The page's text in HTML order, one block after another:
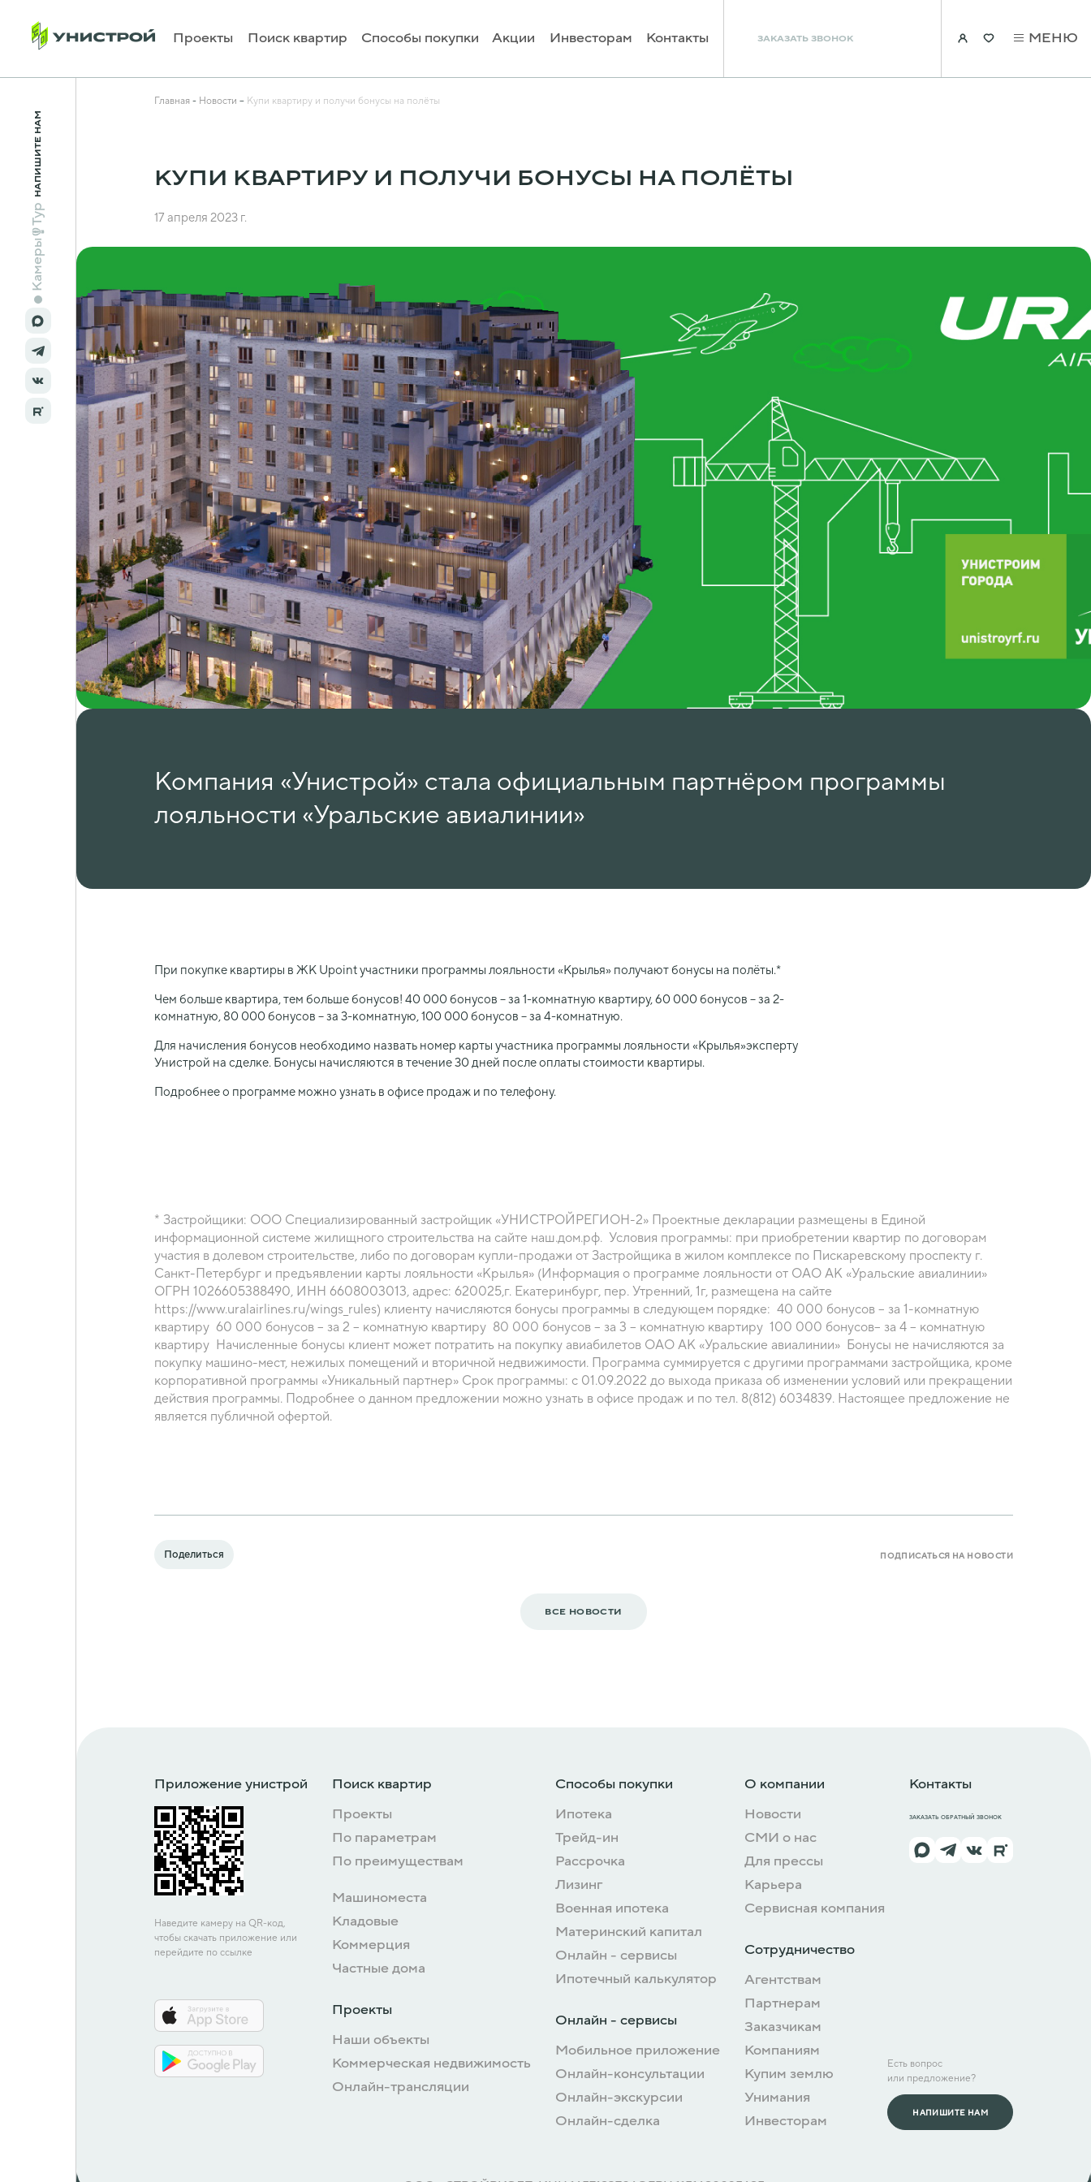
Проекты Поиск квартир Способы покупки Акции Инвесторам Контакты ЗАКАЗАТЬ ЗВОНОК МЕНЮ
НАПИШИТЕ НАМ
Тур
Камеры
Главная Новости Купи квартиру и получи бонусы на полёты
КУПИ КВАРТИРУ И ПОЛУЧИ БОНУСЫ НА ПОЛЁТЫ
17 апреля 2023 г.
Компания «Унистрой» стала официальным партнёром программы
лояльности «Уральские авиалинии»
При покупке квартиры в ЖК Upoint участники программы лояльности «Крылья» получают бонусы на полёты.*
Чем больше квартира, тем больше бонусов! 40 000 бонусов – за 1-комнатную квартиру, 60 000 бонусов – за 2-
комнатную, 80 000 бонусов – за 3-комнатную, 100 000 бонусов – за 4-комнатную.
Для начисления бонусов необходимо назвать номер карты участника программы лояльности «Крылья»эксперту
Унистрой на сделке. Бонусы начисляются в течение 30 дней после оплаты стоимости квартиры.
Подробнее о программе можно узнать в офисе продаж и по телефону.
* Застройщики: ООО Специализированный застройщик «УНИСТРОЙРЕГИОН-2» Проектные декларации размещены в Единой
информационной системе жилищного строительства на сайте наш.дом.рф. Условия программы: при приобретении квартир по договорам
участия в долевом строительстве, либо по договорам купли-продажи от Застройщика в жилом комплексе по Пискаревскому проспекту г.
Санкт-Петербург и предъявлении карты лояльности «Крылья» (Информация о программе лояльности от ОАО АК «Уральские авиалинии»
ОГРН 1026605388490, ИНН 6608003013, адрес: 620025,г. Екатеринбург, пер. Утренний, 1г, размещена на сайте
https://www.uralairlines.ru/wings_rules) клиенту начисляются бонусы программы в следующем порядке: 40 000 бонусов – за 1-комнатную
квартиру 60 000 бонусов – за 2 – комнатную квартиру 80 000 бонусов – за 3 – комнатную квартиру 100 000 бонусов– за 4 – комнатную
квартиру Начисленные бонусы клиент может потратить на покупку авиабилетов ОАО АК «Уральские авиалинии» Бонусы не начисляются за
покупку машино-мест, нежилых помещений и вторичной недвижимости. Программа суммируется с другими программами застройщика, кроме
корпоративной программы «Уникальный партнер» Срок программы: с 01.09.2022 до выхода приказа об изменении условий или прекращении
действия программы. Подробнее о данном предложении можно узнать в офисе продаж и по тел. 8(812) 6034839. Настоящее предложение не
является публичной офертой.
Поделиться ПОДПИСАТЬСЯ НА НОВОСТИ
ВСЕ НОВОСТИ
Приложение унистрой
Наведите камеру на QR-код,
чтобы скачать приложение или
перейдите по ссылке
Поиск квартир
Проекты
По параметрам
По преимуществам
Машиноместа
Кладовые
Коммерция
Частные дома
Проекты
Наши объекты
Коммерческая недвижимость
Онлайн-трансляции
Способы покупки
Ипотека
Трейд-ин
Рассрочка
Лизинг
Военная ипотека
Материнский капитал
Онлайн - сервисы
Ипотечный калькулятор
Онлайн - сервисы
Мобильное приложение
Онлайн-консультации
Онлайн-экскурсии
Онлайн-сделка
О компании
Новости
СМИ о нас
Для прессы
Карьера
Сервисная компания
Сотрудничество
Агентствам
Партнерам
Заказчикам
Компаниям
Купим землю
Унимания
Инвесторам
Контакты
ЗАКАЗАТЬ ОБРАТНЫЙ ЗВОНОК
Есть вопрос
или предложение?
НАПИШИТЕ НАМ